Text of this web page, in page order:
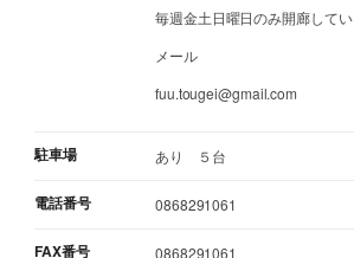
毎週金土日曜日のみ開廊してい
メール
fuu.tougei@gmail.com
駐車場 あり ５台
電話番号 0868291061
FAX番号 0868291061